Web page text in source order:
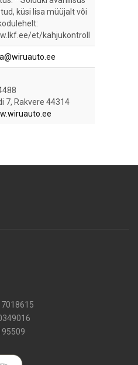
küsi lisa müüjalt või
et/kahjukontroll
7, Rakvere 44314